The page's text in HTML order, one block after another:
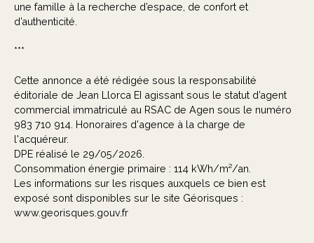
une famille à la recherche d’espace, de confort et
d’authenticité.
***
Cette annonce a été rédigée sous la responsabilité
éditoriale de Jean Llorca EI agissant sous le statut d’agent
commercial immatriculé au RSAC de Agen sous le numéro
983 710 914. Honoraires d'agence à la charge de
l'acquéreur.
DPE réalisé le 29/05/2026.
Consommation énergie primaire : 114 kWh/m²/an.
Les informations sur les risques auxquels ce bien est
exposé sont disponibles sur le site Géorisques :
www.georisques.gouv.fr